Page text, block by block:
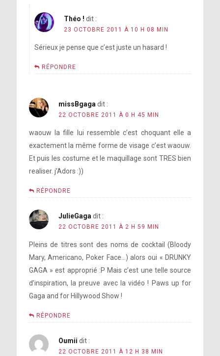
Théo ! dit :
23 OCTOBRE 2011 À 10 H 08 MIN
Sérieux je pense que c’est juste un hasard !
RÉPONDRE
missBgaga dit :
22 OCTOBRE 2011 À 0 H 45 MIN
waouw la fille lui ressemble c’est choquant elle a
exactement la même forme de visage c’est waouw.
Et puis les costume et le maquillage sont TRES bien
realiser. j’Adors :))
RÉPONDRE
JulieGaga dit :
22 OCTOBRE 2011 À 2 H 59 MIN
Pleins de titres sont des noms de cocktail (Bloody
Mary, Americano, Poker Face…) alors oui « DRUNKY
GAGA » est approprié :P Mais c’est une telle source
d’inspiration, la preuve avec la vidéo ! Paws up for
Gaga and for Hillywood Show !
RÉPONDRE
Oumii dit :
22 OCTOBRE 2011 À 12 H 38 MIN